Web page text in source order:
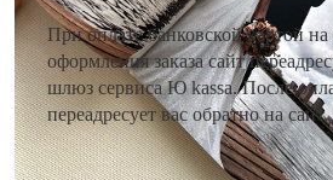
При оплате банковской картой на
оформления заказа сайт
шлюз сервиса Ю kassa. После
переадресует вас обратно на сайт.